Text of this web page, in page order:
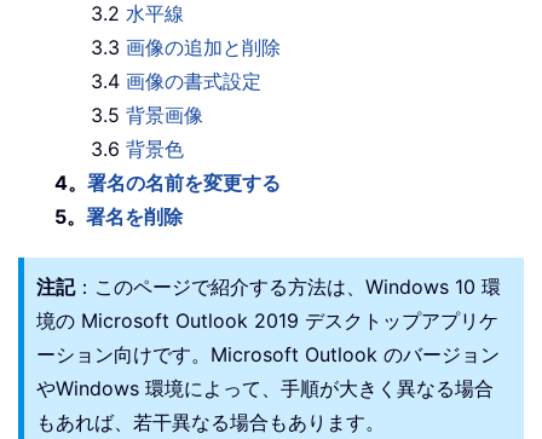
3.2 水平線
3.3 画像の追加と削除
3.4 画像の書式設定
3.5 背景画像
3.6 背景色
4。 署名の名前を変更する
5。 署名を削除
注記：このページで紹介する方法は、Windows 10 環
境の Microsoft Outlook 2019 デスクトップアプリケ
ーション向けです。Microsoft Outlook のバージョン
やWindows 環境によって、手順が大きく異なる場合
もあれば、若干異なる場合もあります。